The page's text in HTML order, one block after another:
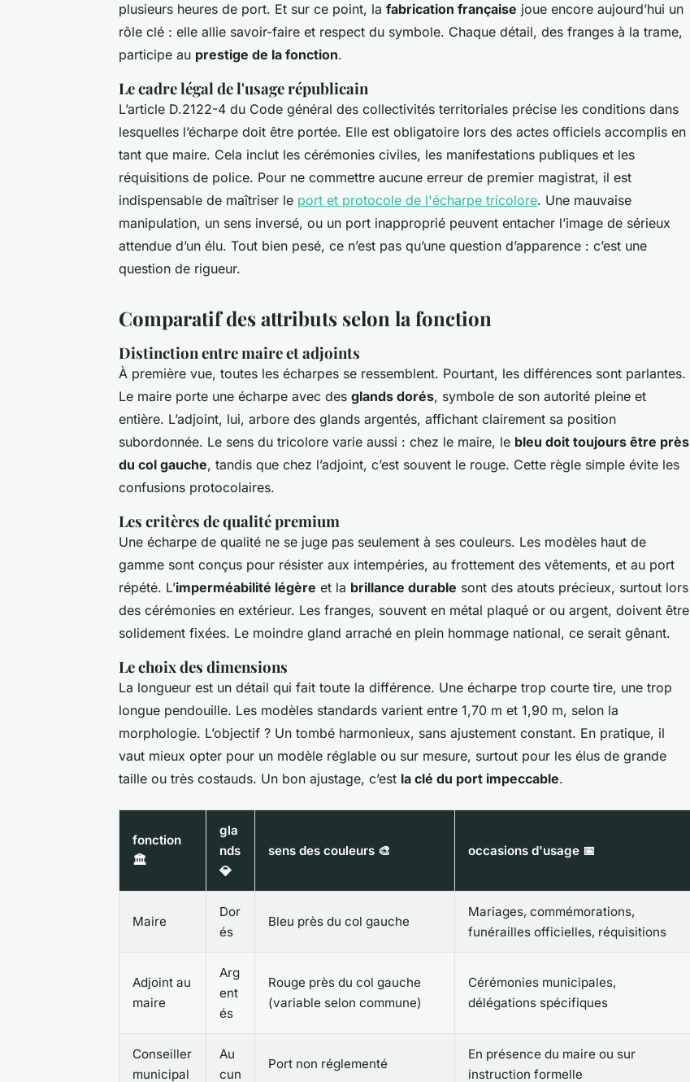
plusieurs heures de port. Et sur ce point, la fabrication française joue encore aujourd’hui un
rôle clé : elle allie savoir-faire et respect du symbole. Chaque détail, des franges à la trame,
participe au prestige de la fonction.
Le cadre légal de l'usage républicain
L’article D.2122-4 du Code général des collectivités territoriales précise les conditions dans
lesquelles l’écharpe doit être portée. Elle est obligatoire lors des actes officiels accomplis en
tant que maire. Cela inclut les cérémonies civiles, les manifestations publiques et les
réquisitions de police. Pour ne commettre aucune erreur de premier magistrat, il est
indispensable de maîtriser le port et protocole de l'écharpe tricolore. Une mauvaise
manipulation, un sens inversé, ou un port inapproprié peuvent entacher l’image de sérieux
attendue d’un élu. Tout bien pesé, ce n’est pas qu’une question d’apparence : c’est une
question de rigueur.
Comparatif des attributs selon la fonction
Distinction entre maire et adjoints
À première vue, toutes les écharpes se ressemblent. Pourtant, les différences sont parlantes.
Le maire porte une écharpe avec des glands dorés, symbole de son autorité pleine et
entière. L’adjoint, lui, arbore des glands argentés, affichant clairement sa position
subordonnée. Le sens du tricolore varie aussi : chez le maire, le bleu doit toujours être près
du col gauche, tandis que chez l’adjoint, c’est souvent le rouge. Cette règle simple évite les
confusions protocolaires.
Les critères de qualité premium
Une écharpe de qualité ne se juge pas seulement à ses couleurs. Les modèles haut de
gamme sont conçus pour résister aux intempéries, au frottement des vêtements, et au port
répété. L’imperméabilité légère et la brillance durable sont des atouts précieux, surtout lors
des cérémonies en extérieur. Les franges, souvent en métal plaqué or ou argent, doivent être
solidement fixées. Le moindre gland arraché en plein hommage national, ce serait gênant.
Le choix des dimensions
La longueur est un détail qui fait toute la différence. Une écharpe trop courte tire, une trop
longue pendouille. Les modèles standards varient entre 1,70 m et 1,90 m, selon la
morphologie. L’objectif ? Un tombé harmonieux, sans ajustement constant. En pratique, il
vaut mieux opter pour un modèle réglable ou sur mesure, surtout pour les élus de grande
taille ou très costauds. Un bon ajustage, c’est la clé du port impeccable.
fonction
🏛️
gla
nds
💎
sens des couleurs 🎨 occasions d'usage 📅
Maire
Dor
és
Bleu près du col gauche
Mariages, commémorations,
funérailles officielles, réquisitions
Adjoint au
maire
Arg
ent
és
Rouge près du col gauche
(variable selon commune)
Cérémonies municipales,
délégations spécifiques
Conseiller
municipal
Au
cun
Port non réglementé
En présence du maire ou sur
instruction formelle